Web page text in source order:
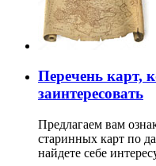
Перечень карт,
заинтересовать
Предлагаем вам
старинных карт по
найдете себе